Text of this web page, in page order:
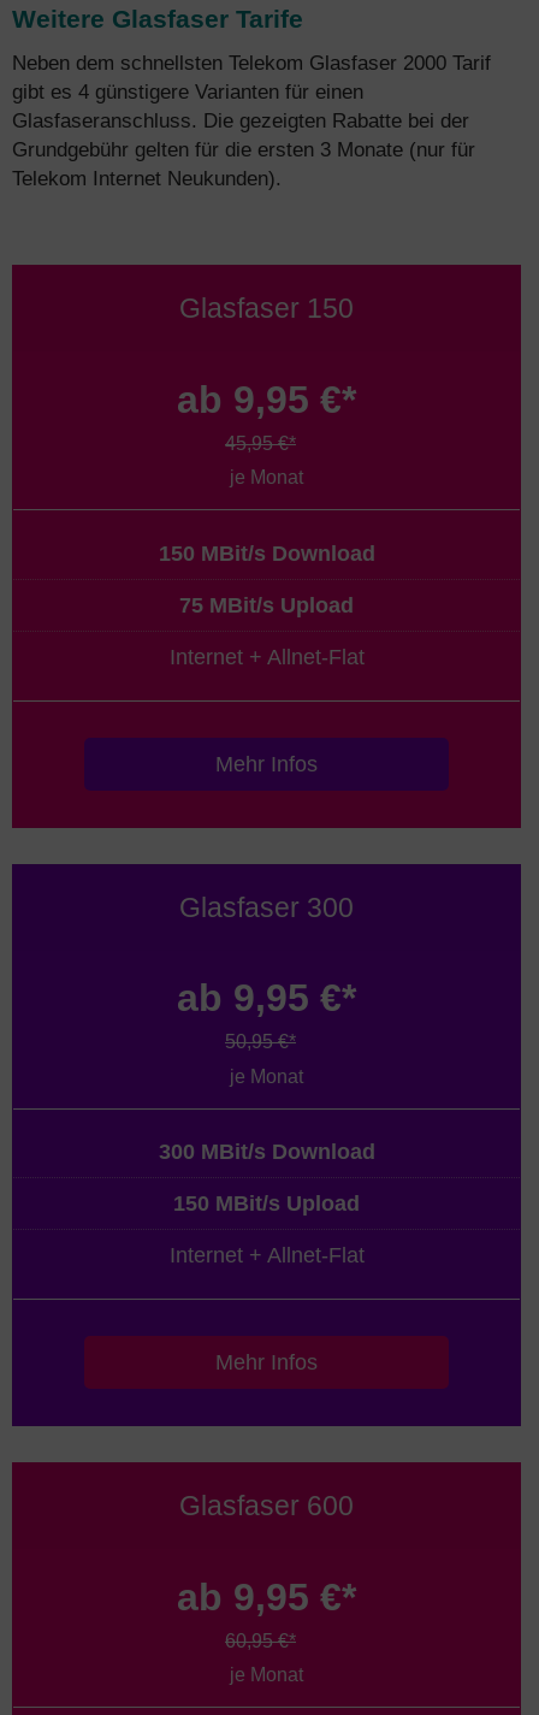
Weitere Glasfaser Tarife
Neben dem schnellsten Telekom Glasfaser 2000 Tarif
gibt es 4 günstigere Varianten für einen
Glasfaseranschluss. Die gezeigten Rabatte bei der
Grundgebühr gelten für die ersten 3 Monate (nur für
Telekom Internet Neukunden).
Glasfaser 150
ab 9,95 €*
45,95 €*
je Monat
150 MBit/s Download
75 MBit/s Upload
Internet + Allnet-Flat
Mehr Infos
Glasfaser 300
ab 9,95 €*
50,95 €*
je Monat
300 MBit/s Download
150 MBit/s Upload
Internet + Allnet-Flat
Mehr Infos
Glasfaser 600
ab 9,95 €*
60,95 €*
je Monat